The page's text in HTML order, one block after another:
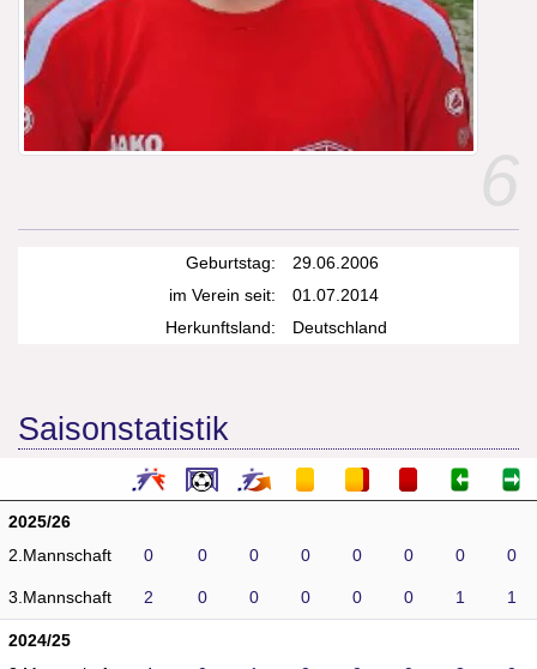
6
Geburtstag:
29.06.2006
im Verein seit:
01.07.2014
Herkunftsland:
Deutschland
Saisonstatistik
2025/26
2.Mannschaft
0 0 0 0 0 0 0 0
3.Mannschaft 2 0 0 0 0 0 1 1
2024/25